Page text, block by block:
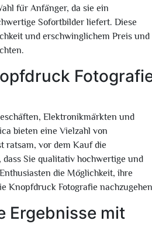
für Anfänger, da sie ein
Sofortbilder liefert. Diese
und erschwinglichem Preis und
Elektronikmärkten und
bieten eine Vielzahl von
ratsam, vor dem Kauf die
Sie qualitativ hochwertige und
die Möglichkeit, ihre
Knopfdruck Fotografie
Ergebnisse mit